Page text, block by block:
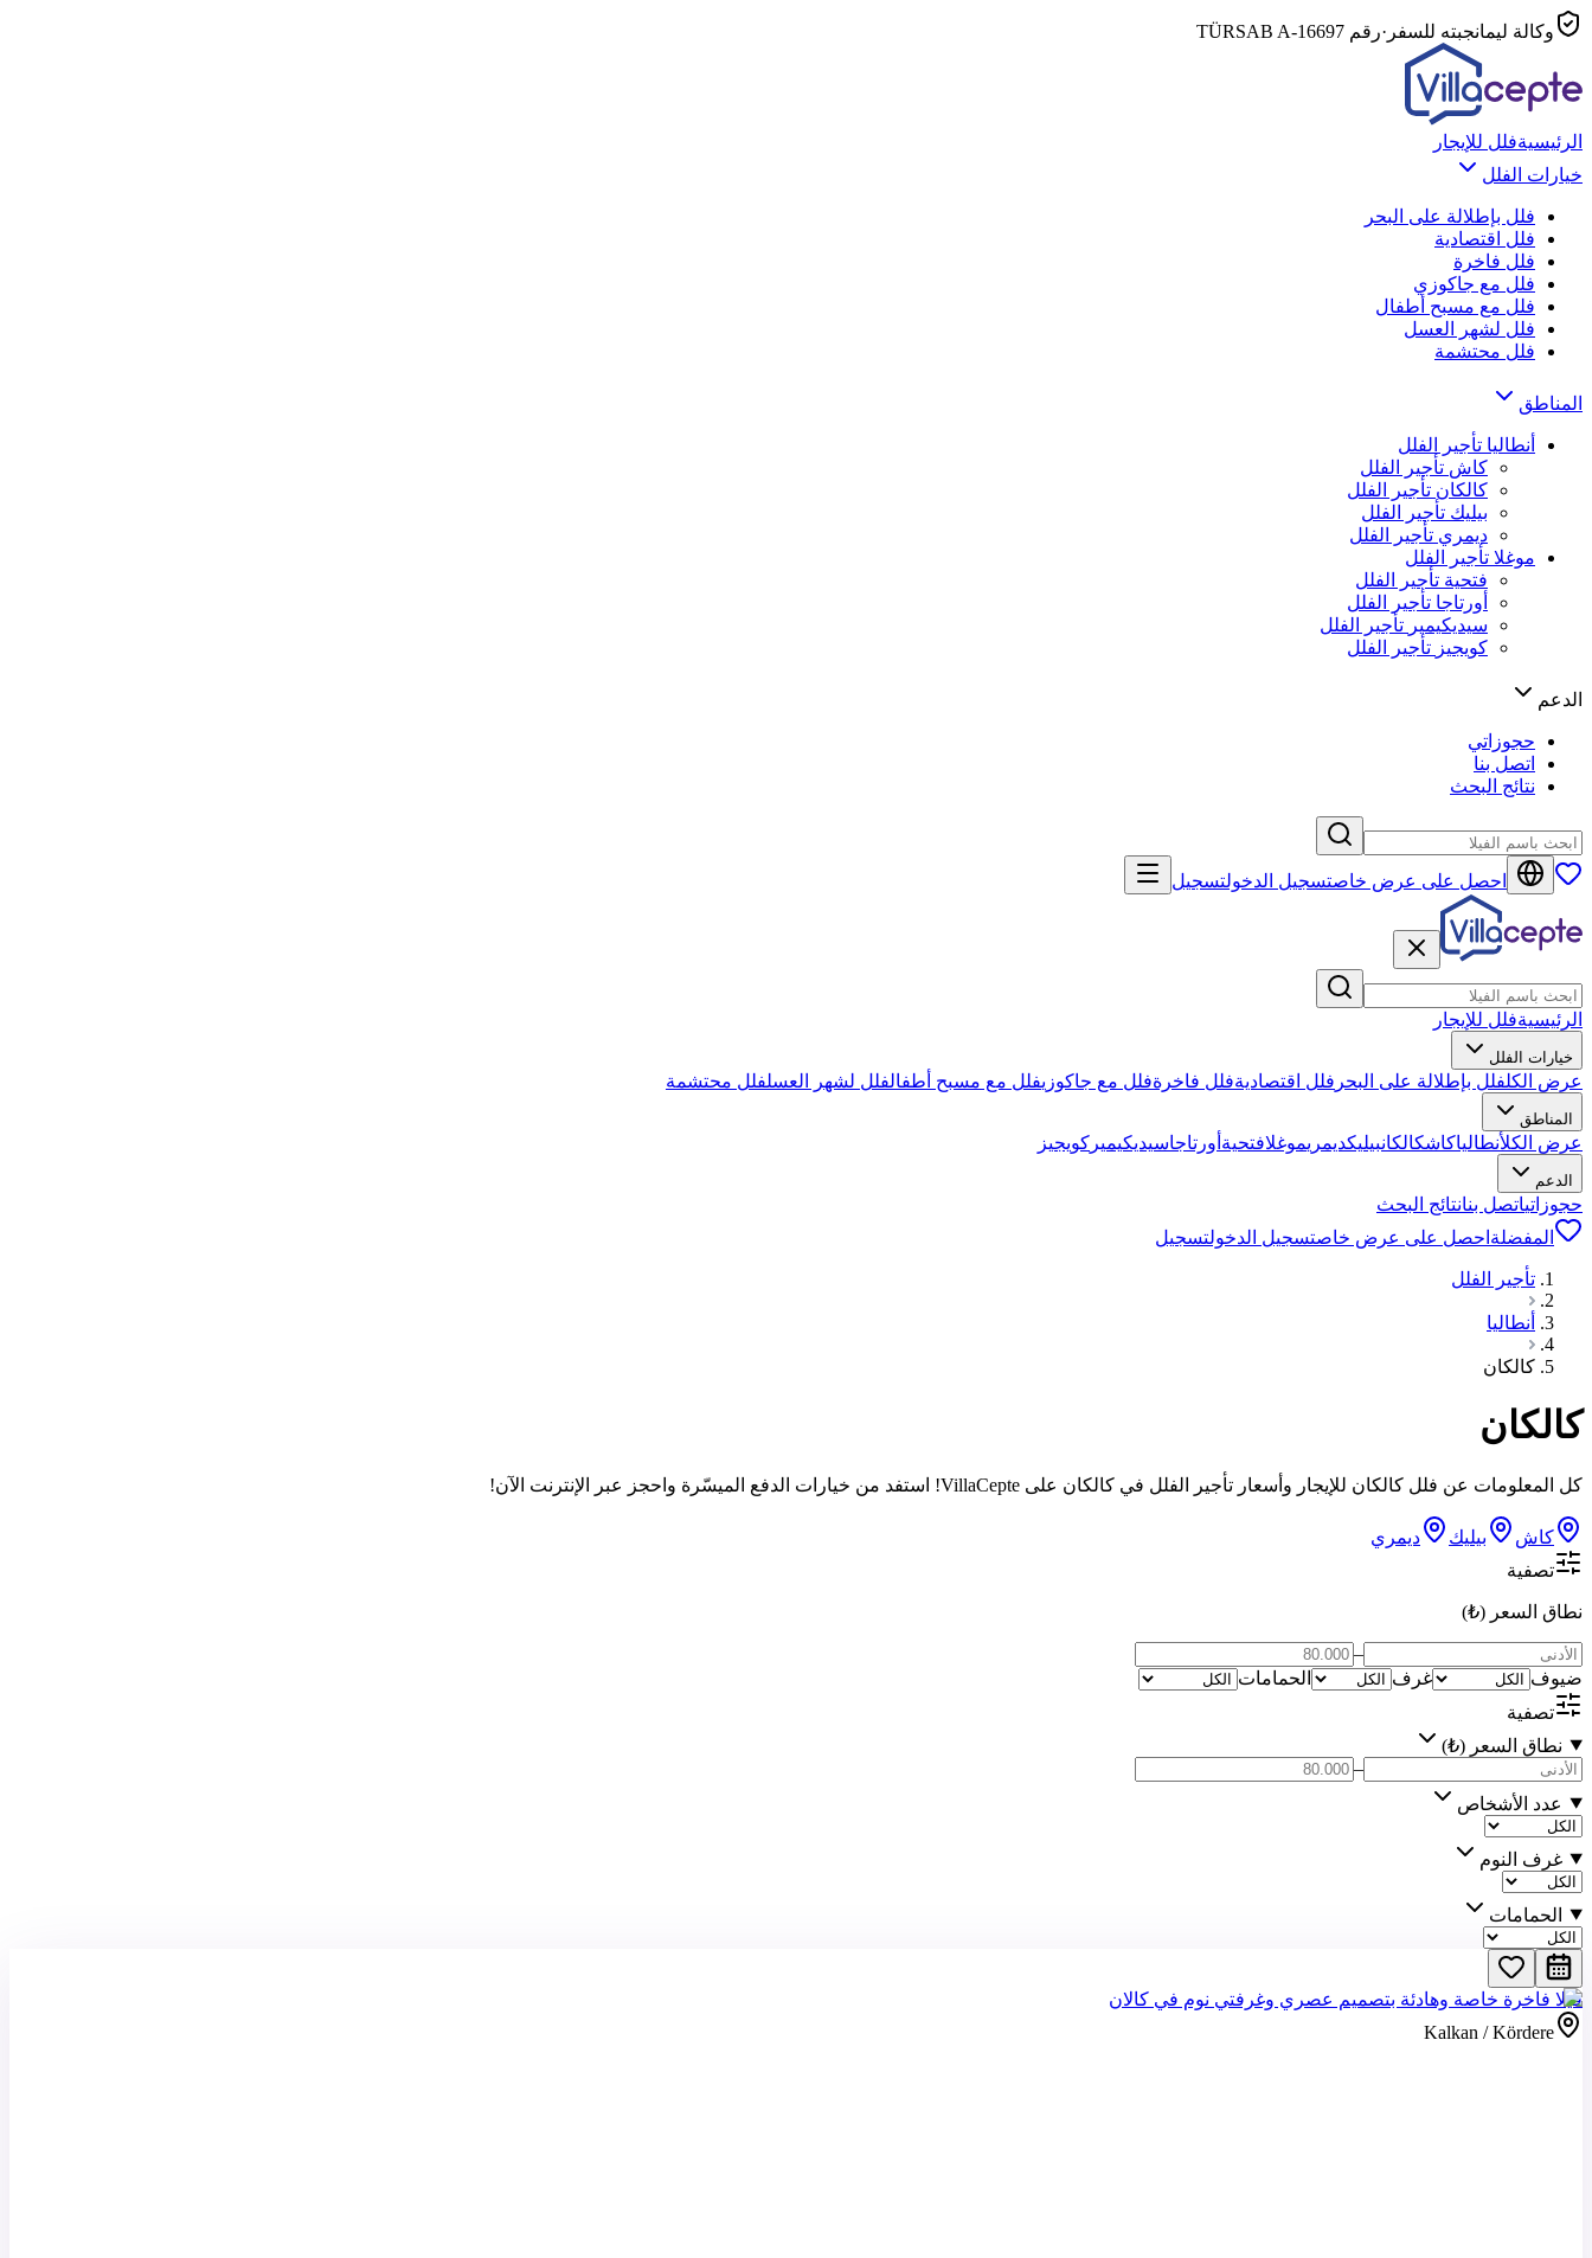
وكالة ليمانجبته للسفر ·رقم TÜRSAB A-16697
الرئيسيةفلل للإيجار
خيارات الفلل
فلل بإطلالة على البحر
فلل اقتصادية
فلل فاخرة
فلل مع جاكوزي
فلل مع مسبح أطفال
فلل لشهر العسل
فلل محتشمة
المناطق
أنطاليا تأجير الفلل
كاش تأجير الفلل
كالكان تأجير الفلل
بيليك تأجير الفلل
ديمري تأجير الفلل
موغلا تأجير الفلل
فتحية تأجير الفلل
أورتاجا تأجير الفلل
سيديكيمير تأجير الفلل
كويجيز تأجير الفلل
الدعم
حجوزاتي
اتصل بنا
نتائج البحث
احصل على عرض خاصتسجيل الدخولتسجيل
الرئيسيةفلل للإيجار
خيارات الفلل
عرض الكلفلل بإطلالة على البحر فلل اقتصاديةفلل فاخرةفلل مع جاكوزيفلل مع مسبح أطفالفلل لشهر العسلفلل محتشمة
المناطق
عرض الكلأنطالياكاشكالكانبيليكديمريموغلافتحية أورتاجاسيديكيمير كويجيز
الدعم
حجوزاتياتصل بنانتائج البحث
المفضلة احصل على عرض خاصتسجيل الدخولتسجيل
تأجير الفلل
أنطاليا
كالكان
كالكان
كل المعلومات عن فلل كالكان للإيجار وأسعار تأجير الفلل في كالكان على VillaCepte! استفد من خيارات الدفع الميسّرة واحجز عبر الإنترنت الآن!
كاش بيليك
ديمري
تصفية
نطاق السعر (₺)
–
ضيوف
غرف
الحمامات
تصفية
نطاق السعر (₺)
–
عدد الأشخاص
غرف النوم
الحمامات
فيلا فاخرة خاصة وهادئة بتصميم عصري وغرفتي نوم في كالان
Kalkan / Kördere